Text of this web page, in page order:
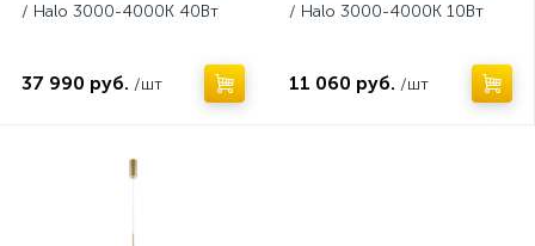
/ Halo 3000-4000К 40Вт
37 990 руб. /шт
/ Halo 3000-4000К 10Вт
11 060 руб. /шт